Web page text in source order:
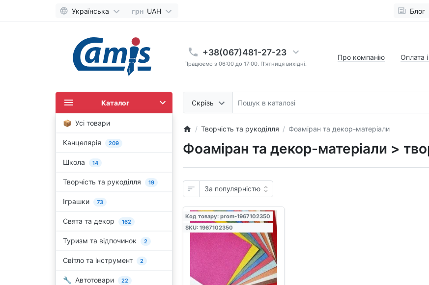
Українська грн UAH Блог
+38(067)481-27-23
Працюємо з 06:00 до 17:00. П'ятниця вихідні.
Скрізь
Про компанію Оплата
Каталог
Усі товари
Канцелярія 209
Школа 14
Творчість та рукоділля 19
Іграшки 73
Свята та декор 162
Туризм та відпочинок 2
Світло та інструмент 2
Автотовари 22
Творчість та рукоділля Фоаміран та декор-матеріали
Фоаміран та декор-матеріали >
Код товару: prom-1967102350
SKU: 1967102350